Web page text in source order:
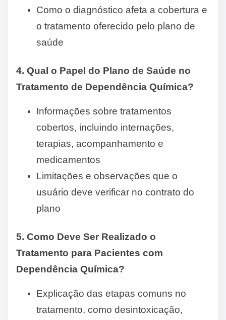
Como o diagnóstico afeta a cobertura e
o tratamento oferecido pelo plano de
saúde
4. Qual o Papel do Plano de Saúde no
Tratamento de Dependência Química?
Informações sobre tratamentos
cobertos, incluindo internações,
terapias, acompanhamento e
medicamentos
Limitações e observações que o
usuário deve verificar no contrato do
plano
5. Como Deve Ser Realizado o
Tratamento para Pacientes com
Dependência Química?
Explicação das etapas comuns no
tratamento, como desintoxicação,